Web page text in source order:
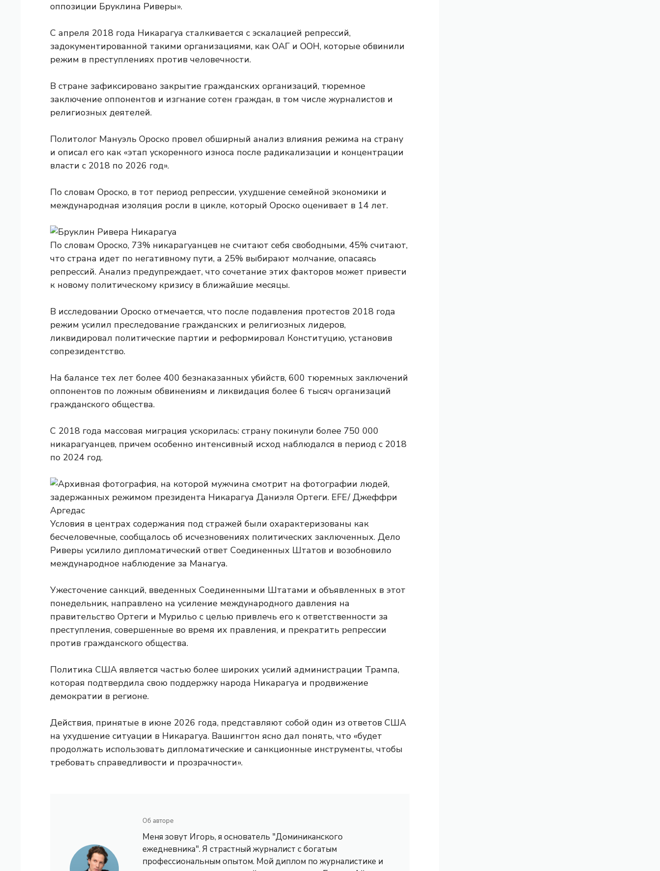
оппозиции Бруклина Риверы».
С апреля 2018 года Никарагуа сталкивается с эскалацией репрессий,
задокументированной такими организациями, как ОАГ и ООН, которые обвинили
режим в преступлениях против человечности.
В стране зафиксировано закрытие гражданских организаций, тюремное
заключение оппонентов и изгнание сотен граждан, в том числе журналистов и
религиозных деятелей.
Политолог Мануэль Ороско провел обширный анализ влияния режима на страну
и описал его как «этап ускоренного износа после радикализации и концентрации
власти с 2018 по 2026 год».
По словам Ороско, в тот период репрессии, ухудшение семейной экономики и
международная изоляция росли в цикле, который Ороско оценивает в 14 лет.
По словам Ороско, 73% никарагуанцев не считают себя свободными, 45% считают,
что страна идет по негативному пути, а 25% выбирают молчание, опасаясь
репрессий. Анализ предупреждает, что сочетание этих факторов может привести
к новому политическому кризису в ближайшие месяцы.
В исследовании Ороско отмечается, что после подавления протестов 2018 года
режим усилил преследование гражданских и религиозных лидеров,
ликвидировал политические партии и реформировал Конституцию, установив
сопрезидентство.
На балансе тех лет более 400 безнаказанных убийств, 600 тюремных заключений
оппонентов по ложным обвинениям и ликвидация более 6 тысяч организаций
гражданского общества.
С 2018 года массовая миграция ускорилась: страну покинули более 750 000
никарагуанцев, причем особенно интенсивный исход наблюдался в период с 2018
по 2024 год.
Условия в центрах содержания под стражей были охарактеризованы как
бесчеловечные, сообщалось об исчезновениях политических заключенных. Дело
Риверы усилило дипломатический ответ Соединенных Штатов и возобновило
международное наблюдение за Манагуа.
Ужесточение санкций, введенных Соединенными Штатами и объявленных в этот
понедельник, направлено на усиление международного давления на
правительство Ортеги и Мурильо с целью привлечь его к ответственности за
преступления, совершенные во время их правления, и прекратить репрессии
против гражданского общества.
Политика США является частью более широких усилий администрации Трампа,
которая подтвердила свою поддержку народа Никарагуа и продвижение
демократии в регионе.
Действия, принятые в июне 2026 года, представляют собой один из ответов США
на ухудшение ситуации в Никарагуа. Вашингтон ясно дал понять, что «будет
продолжать использовать дипломатические и санкционные инструменты, чтобы
требовать справедливости и прозрачности».
Об авторе
Меня зовут Игорь, я основатель "Доминиканского
ежедневника". Я страстный журналист с богатым
профессиональным опытом. Мой диплом по журналистике и